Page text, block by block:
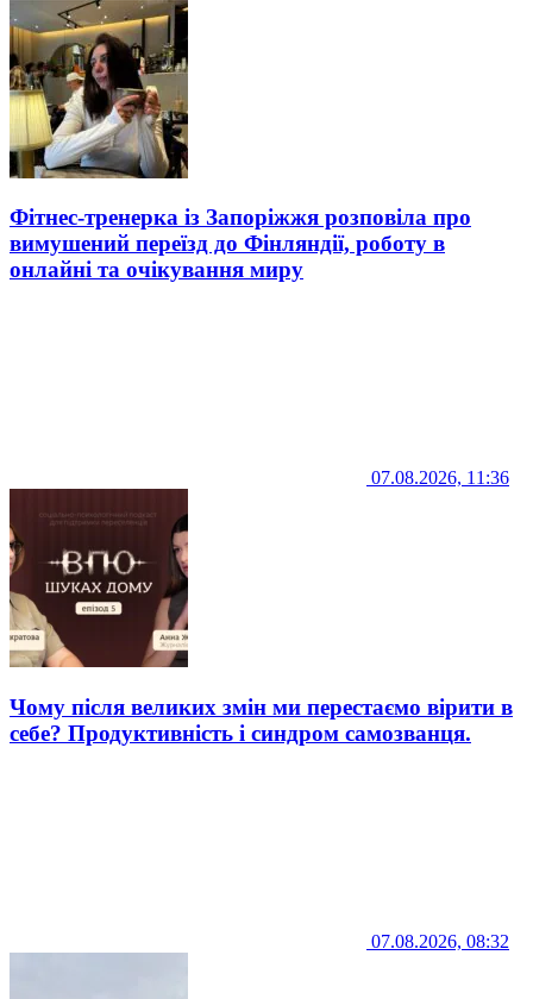
Фітнес-тренерка із Запоріжжя розповіла про
вимушений переїзд до Фінляндії, роботу в
онлайні та очікування миру
07.08.2026, 11:36
Чому після великих змін ми перестаємо вірити в
себе? Продуктивність і синдром самозванця.
07.08.2026, 08:32